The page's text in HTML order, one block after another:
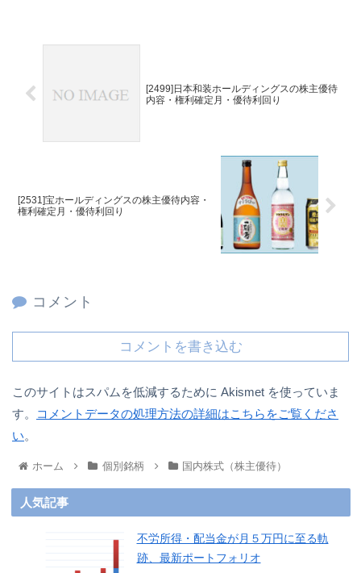
[2499]日本和装ホールディングスの株主優待
内容・権利確定月・優待利回り
[2531]宝ホールディングスの株主優待内容・
権利確定月・優待利回り
コメント
コメントを書き込む
このサイトはスパムを低減するために Akismet を使っていま
す。
コメントデータの処理方法の詳細はこちらをご覧くださ
い。
ホーム 個別銘柄 国内株式（株主優待）
人気記事
不労所得・配当金が月５万円に至る軌
跡、最新ポートフォリオ